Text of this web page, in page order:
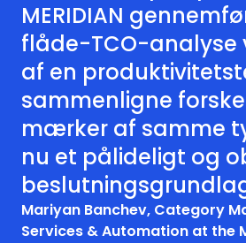
MERIDIAN
flåde-TCO-
af en
sammenligne
mærker af samme
nu et pålideligt og
Mariyan Banchev, Category
Services & Automation at the